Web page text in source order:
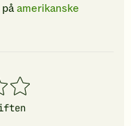
amerikanske
5
stjerner